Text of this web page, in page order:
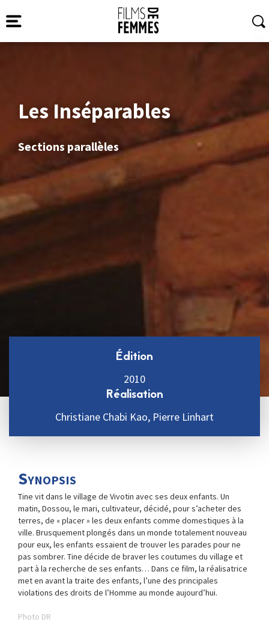
Les Inséparables
Sections parallèles
Édition
2010
Réalisation
Christiane Chabi Kao, Pierre Linhart
Synopsis
Tine vit dans le village de Vivotin avec ses deux enfants. Un
matin, Dossou, le mari, cultivateur, décidé, pour s’acheter des
terres, de « placer » les deux enfants comme domestiques à la
ville. Brusquement plongés dans un monde totalement nouveau
pour eux, les enfants essaient de trouver les parades pour ne
pas sombrer. Tine décide de braver les coutumes du village et
part à la recherche de ses enfants… Dans ce film, la réalisatrice
met en avant la traite des enfants, l’une des principales
violations des droits de l’Homme au monde aujourd’hui.
Photo DR